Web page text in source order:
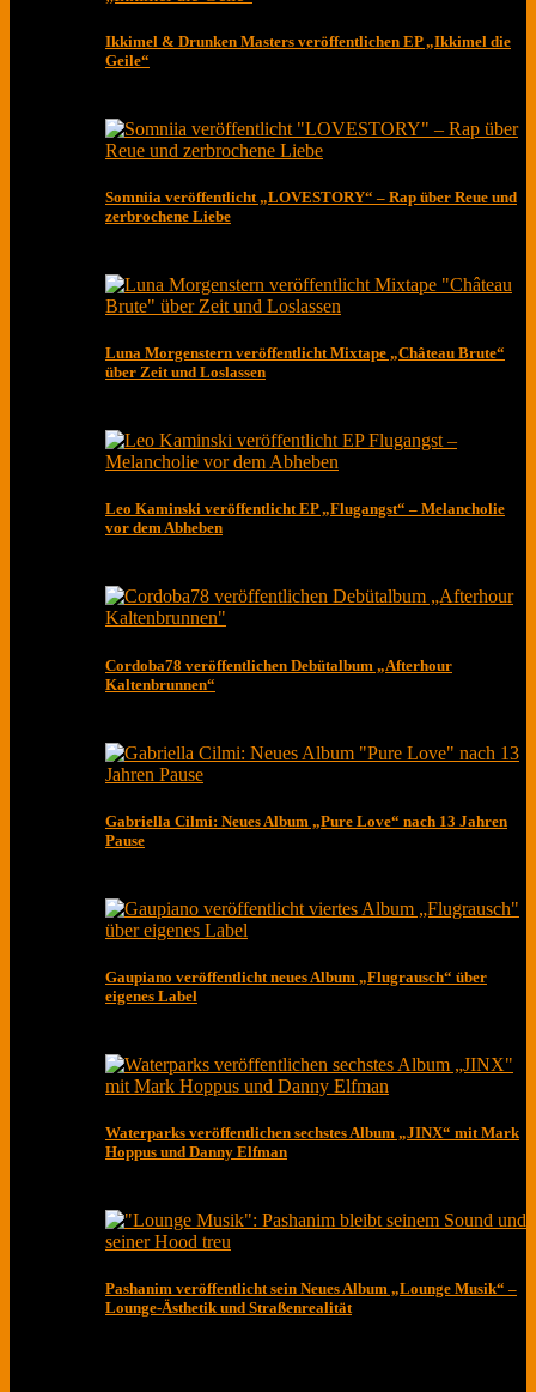
Ikkimel & Drunken Masters veröffentlichen EP „Ikkimel die
Geile“
Somniia veröffentlicht „LOVESTORY“ – Rap über Reue und
zerbrochene Liebe
Luna Morgenstern veröffentlicht Mixtape „Château Brute“
über Zeit und Loslassen
Leo Kaminski veröffentlicht EP „Flugangst“ – Melancholie
vor dem Abheben
Cordoba78 veröffentlichen Debütalbum „Afterhour
Kaltenbrunnen“
Gabriella Cilmi: Neues Album „Pure Love“ nach 13 Jahren
Pause
Gaupiano veröffentlicht neues Album „Flugrausch“ über
eigenes Label
Waterparks veröffentlichen sechstes Album „JINX“ mit Mark
Hoppus und Danny Elfman
Pashanim veröffentlicht sein Neues Album „Lounge Musik“ –
Lounge-Ästhetik und Straßenrealität